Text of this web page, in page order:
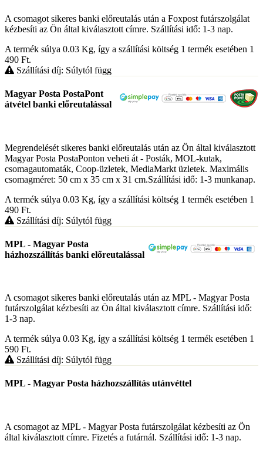
A csomagot sikeres banki előreutalás után a Foxpost futárszolgálat
kézbesíti az Ön által kiválasztott címre. Szállítási idő: 1-3 nap.
A termék súlya 0.03 Kg, így a szállítási költség 1 termék esetében 1
490 Ft.
Szállítási díj: Súlytól függ
Magyar Posta PostaPont
átvétel banki előreutalással
Megrendelését sikeres banki előreutalás után az Ön által kiválasztott
Magyar Posta PostaPonton veheti át - Posták, MOL-kutak,
csomagautomaták, Coop-üzletek, MediaMarkt üzletek. Maximális
csomagméret: 50 cm x 35 cm x 31 cm.Szállítási idő: 1-3 munkanap.
A termék súlya 0.03 Kg, így a szállítási költség 1 termék esetében 1
490 Ft.
Szállítási díj: Súlytól függ
MPL - Magyar Posta
házhozszállítás banki előreutalással
A csomagot sikeres banki előreutalás után az MPL - Magyar Posta
futárszolgálat kézbesíti az Ön által kiválasztott címre. Szállítási idő:
1-3 nap.
A termék súlya 0.03 Kg, így a szállítási költség 1 termék esetében 1
590 Ft.
Szállítási díj: Súlytól függ
MPL - Magyar Posta házhozszállítás utánvéttel
A csomagot az MPL - Magyar Posta futárszolgálat kézbesíti az Ön
által kiválasztott címre. Fizetés a futárnál. Szállítási idő: 1-3 nap.